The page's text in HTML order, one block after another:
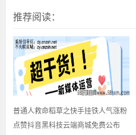
推荐阅读：
普通人救命稻草之快手挂铁人气涨粉
点赞抖音黑科技云端商城免费公布